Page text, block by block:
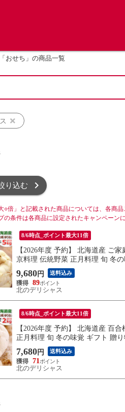
「おせち」の商品一覧
り込む
○倍」と記載された商品については、各商
の条件は各商品に設定されたキャンペーン
8/6時点_ポイント最大11倍
【2026年度 予約】 北海道産 ご
京料理 伝統野菜 正月料理 旬 冬
9,680 円 送料込み
89
北のデリシャス
8/6時点_ポイント最大11倍
【2026年度 予約】 北海道産 百
正月料理 旬 冬の味覚 ギフト 贈
寄せ
7,680 円 送料込み
71
北のデリシャス